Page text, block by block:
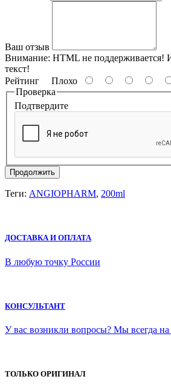
Ваш отзыв
Внимание: HTML не поддерживается!
текст!
Рейтинг Плохо
Проверка
Подтвердите
Продолжить
Теги: ANGIOPHARM, 200ml
ДОСТАВКА И ОПЛАТА
В любую точку России
КОНСУЛЬТАНТ
У вас возникли вопросы? Мы всегда на
ТОЛЬКО ОРИГИНАЛ